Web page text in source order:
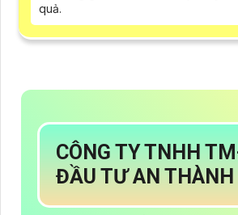
quả.
CÔNG TY TNHH
ĐẦU TƯ AN THÀNH